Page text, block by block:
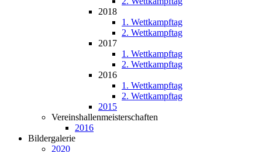
2018
1. Wettkampftag
2. Wettkampftag
2017
1. Wettkampftag
2. Wettkampftag
2016
1. Wettkampftag
2. Wettkampftag
2015
Vereinshallenmeisterschaften
2016
Bildergalerie
2020